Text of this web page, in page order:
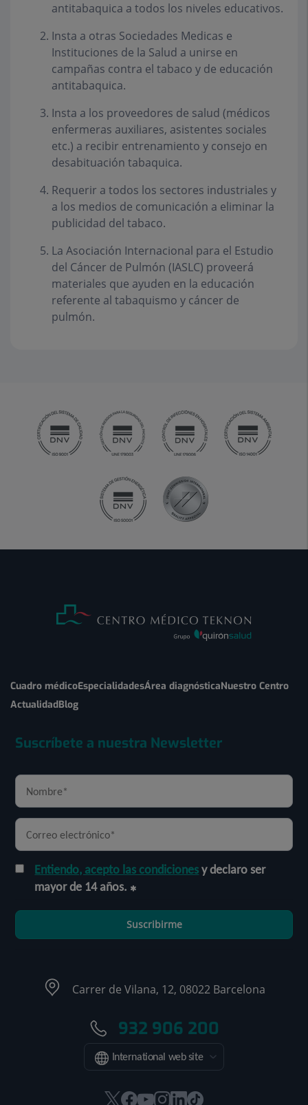
antitabaquica a todos los niveles educativos.
Insta a otras Sociedades Medicas e
Instituciones de la Salud a unirse en
campañas contra el tabaco y de educación
antitabaquica.
Insta a los proveedores de salud (médicos
enfermeras auxiliares, asistentes sociales
etc.) a recibir entrenamiento y consejo en
desabituación tabaquica.
Requerir a todos los sectores industriales y
a los medios de comunicación a eliminar la
publicidad del tabaco.
La Asociación Internacional para el Estudio
del Cáncer de Pulmón (IASLC) proveerá
materiales que ayuden en la educación
referente al tabaquismo y cáncer de
pulmón.
Cuadro médicoEspecialidadesÁrea diagnósticaNuestro Centro
ActualidadBlog
Suscríbete a nuestra Newsletter
Entiendo, acepto las condicionesy declaro ser
mayor de 14 años.
Suscribirme
Carrer de Vilana, 12, 08022 Barcelona
932 906 200
International web site
EsteEsteEsteEsteEsteEnlace